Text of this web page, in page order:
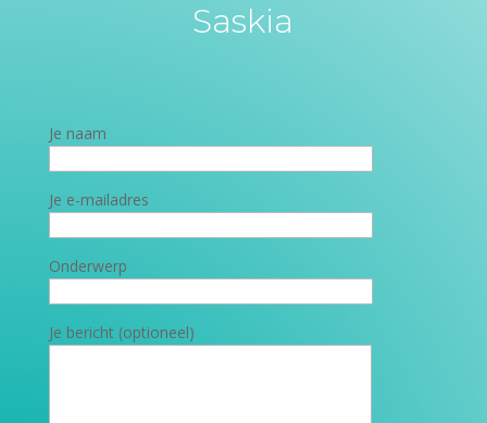
Saskia
Je naam
Je e-mailadres
Onderwerp
Je bericht (optioneel)